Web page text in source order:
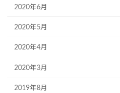
2020年6月
2020年5月
2020年4月
2020年3月
2019年8月